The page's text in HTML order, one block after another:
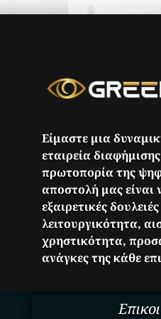
Είμαστε μια
εταιρεία
πρωτοπορία της
αποστολή μας είναι
εξαιρετικές
λειτουργικότητα,
χρηστικότητα,
ανάγκες της κάθε